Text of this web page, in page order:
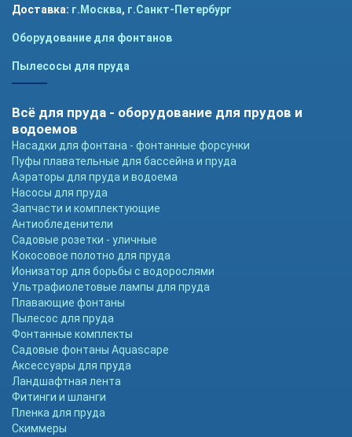
Доставка: г.Москва, г.Санкт-Петербург
Оборудование для фонтанов
Пылесосы для пруда
Всё для пруда - оборудование для прудов и
водоемов
Насадки для фонтана - фонтанные форсунки
Пуфы плавательные для бассейна и пруда
Аэраторы для пруда и водоема
Насосы для пруда
Запчасти и комплектующие
Антиобледенители
Садовые розетки - уличные
Кокосовое полотно для пруда
Ионизатор для борьбы с водорослями
Ультрафиолетовые лампы для пруда
Плавающие фонтаны
Пылесос для пруда
Фонтанные комплекты
Садовые фонтаны Aquascape
Аксессуары для пруда
Ландшафтная лента
Фитинги и шланги
Пленка для пруда
Скиммеры